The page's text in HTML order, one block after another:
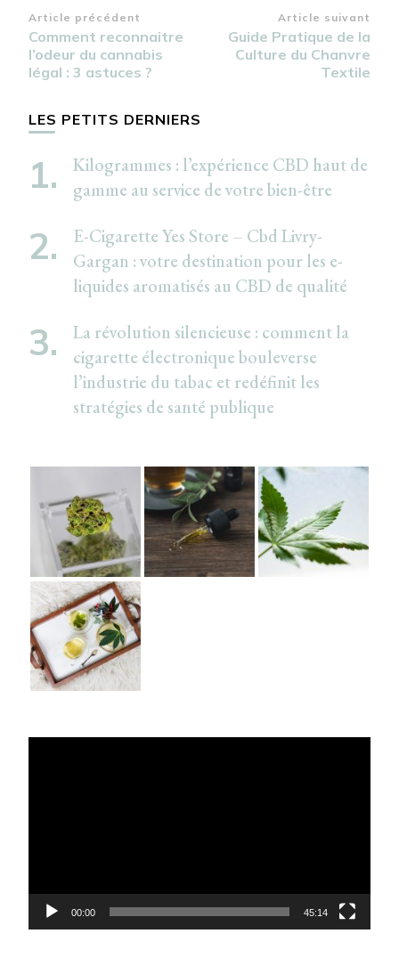
Navigation
d’article
Article précédent
Comment reconnaitre
l’odeur du cannabis
légal : 3 astuces ?
Article suivant
Guide Pratique de la
Culture du Chanvre
Textile
LES PETITS DERNIERS
Kilogrammes : l’expérience CBD haut de
gamme au service de votre bien-être
E-Cigarette Yes Store – Cbd Livry-
Gargan : votre destination pour les e-
liquides aromatisés au CBD de qualité
La révolution silencieuse : comment la
cigarette électronique bouleverse
l’industrie du tabac et redéfinit les
stratégies de santé publique
00:00 45:14